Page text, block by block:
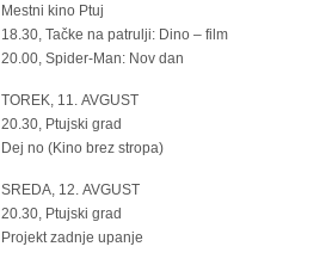
Mestni kino Ptuj
18.30, Tačke na patrulji: Dino – film
20.00, Spider-Man: Nov dan
TOREK, 11. AVGUST
20.30, Ptujski grad
Dej no (Kino brez stropa)
SREDA, 12. AVGUST
20.30, Ptujski grad
Projekt zadnje upanje